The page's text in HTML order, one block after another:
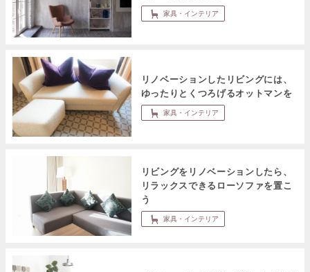
家具・インテリア
リノベーションしたリビングには、
ゆったりとくつろげるオットマンを
家具・インテリア
リビングをリノベーションしたら、
リラックスできるローソファを置こ
う
家具・インテリア